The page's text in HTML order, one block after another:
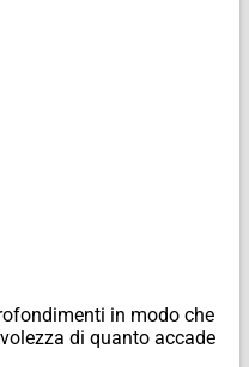
in modo che
di quanto accade